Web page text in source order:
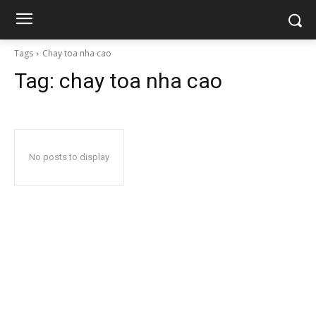
Tags Chay toa nha cao
Tag: chay toa nha cao
No posts to display